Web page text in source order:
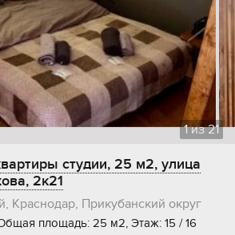
1из21
студии, 25 м2, улица
2к21
Краснодар, Прикубанский округ
площадь: 25 м2, Этаж: 15 / 16